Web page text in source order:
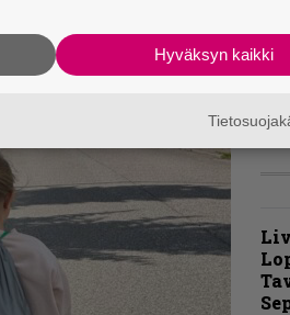
Hyväksyn kaikki